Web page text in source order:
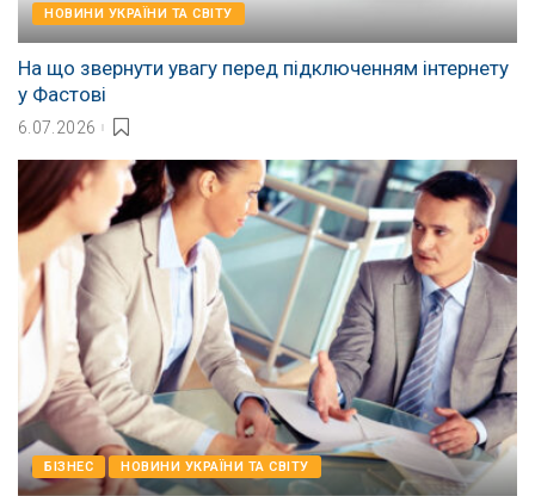
НОВИНИ УКРАЇНИ ТА СВІТУ
На що звернути увагу перед підключенням інтернету
у Фастові
6.07.2026
БІЗНЕС НОВИНИ УКРАЇНИ ТА СВІТУ